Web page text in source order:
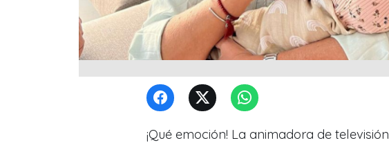
¡Qué emoción! La animadora de televisión